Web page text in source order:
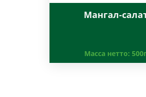
Мангал-
Масса нетто: